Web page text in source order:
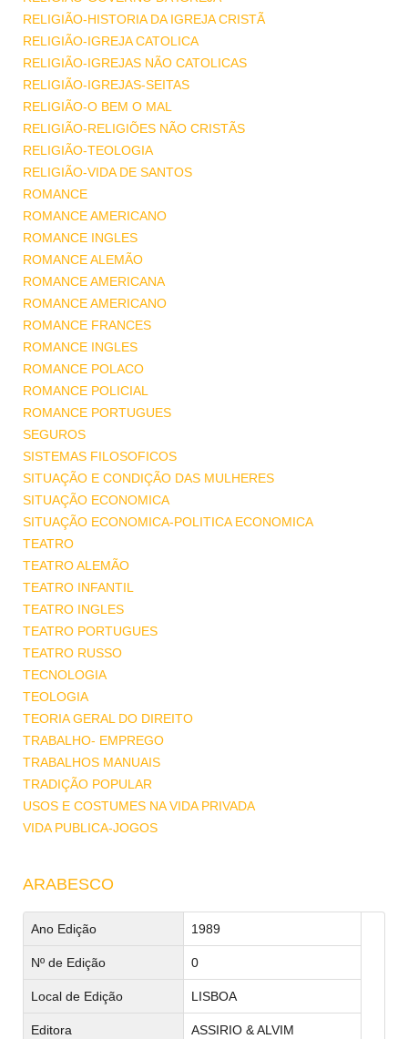
RELIGIÃO-HISTORIA DA IGREJA CRISTÃ
RELIGIÃO-IGREJA CATOLICA
RELIGIÃO-IGREJAS NÃO CATOLICAS
RELIGIÃO-IGREJAS-SEITAS
RELIGIÃO-O BEM O MAL
RELIGIÃO-RELIGIÕES NÃO CRISTÃS
RELIGIÃO-TEOLOGIA
RELIGIÃO-VIDA DE SANTOS
ROMANCE
ROMANCE AMERICANO
ROMANCE INGLES
ROMANCE ALEMÃO
ROMANCE AMERICANA
ROMANCE AMERICANO
ROMANCE FRANCES
ROMANCE INGLES
ROMANCE POLACO
ROMANCE POLICIAL
ROMANCE PORTUGUES
SEGUROS
SISTEMAS FILOSOFICOS
SITUAÇÃO E CONDIÇÃO DAS MULHERES
SITUAÇÃO ECONOMICA
SITUAÇÃO ECONOMICA-POLITICA ECONOMICA
TEATRO
TEATRO ALEMÃO
TEATRO INFANTIL
TEATRO INGLES
TEATRO PORTUGUES
TEATRO RUSSO
TECNOLOGIA
TEOLOGIA
TEORIA GERAL DO DIREITO
TRABALHO- EMPREGO
TRABALHOS MANUAIS
TRADIÇÃO POPULAR
USOS E COSTUMES NA VIDA PRIVADA
VIDA PUBLICA-JOGOS
ARABESCO
Ano Edição 1989
Nº de Edição 0
Local de Edição LISBOA
Editora ASSIRIO & ALVIM